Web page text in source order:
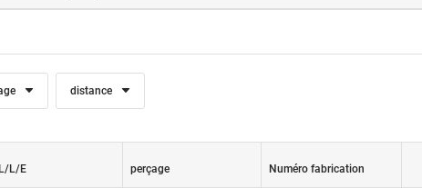
distance
L/E perçage Numéro fabrication